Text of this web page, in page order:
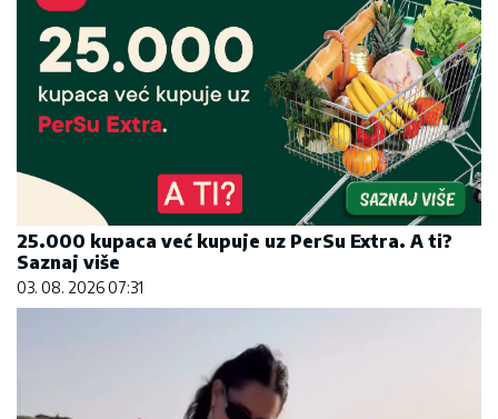
25.000 kupaca već kupuje uz PerSu Extra. A ti?
Saznaj više
03. 08. 2026 07:31